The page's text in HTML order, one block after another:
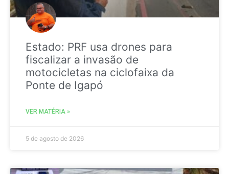
Estado: PRF usa drones para
fiscalizar a invasão de
motocicletas na ciclofaixa da
Ponte de Igapó
VER MATÉRIA »
5 de agosto de 2026